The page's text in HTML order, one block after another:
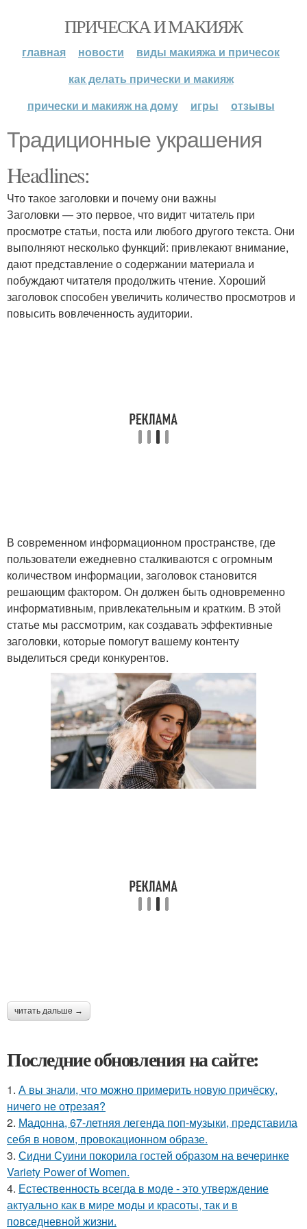
ПРИЧЕСКА И МАКИЯЖ
главная новости
виды макияжа и причесок
как делать прически и макияж
прически и макияж на дому
игры отзывы
Традиционные украшения
Headlines:
Что такое заголовки и почему они важны
Заголовки — это первое, что видит читатель при
просмотре статьи, поста или любого другого текста. Они
выполняют несколько функций: привлекают внимание,
дают представление о содержании материала и
побуждают читателя продолжить чтение. Хороший
заголовок способен увеличить количество просмотров и
повысить вовлеченность аудитории.
В современном информационном пространстве, где
пользователи ежедневно сталкиваются с огромным
количеством информации, заголовок становится
решающим фактором. Он должен быть одновременно
информативным, привлекательным и кратким. В этой
статье мы рассмотрим, как создавать эффективные
заголовки, которые помогут вашему контенту
выделиться среди конкурентов.
читать дальше →
Последние обновления на сайте:
1. А вы знали, что можно примерить новую причёску,
ничего не отрезая?
2. Мадонна, 67-летняя легенда поп-музыки, представила
себя в новом, провокационном образе.
3. Сидни Суини покорила гостей образом на вечеринке
Variety Power of Women.
4. Естественность всегда в моде - это утверждение
актуально как в мире моды и красоты, так и в
повседневной жизни.